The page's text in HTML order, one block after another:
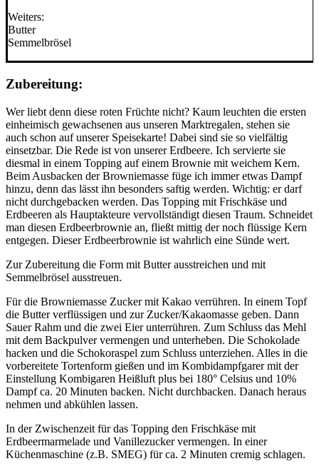
Weiters:
Butter
Semmelbrösel
Zubereitung:
Wer liebt denn diese roten Früchte nicht? Kaum leuchten die ersten
einheimisch gewachsenen aus unseren Marktregalen, stehen sie
auch schon auf unserer Speisekarte! Dabei sind sie so vielfältig
einsetzbar. Die Rede ist von unserer Erdbeere. Ich servierte sie
diesmal in einem Topping auf einem Brownie mit weichem Kern.
Beim Ausbacken der Browniemasse füge ich immer etwas Dampf
hinzu, denn das lässt ihn besonders saftig werden. Wichtig: er darf
nicht durchgebacken werden. Das Topping mit Frischkäse und
Erdbeeren als Hauptakteure vervollständigt diesen Traum. Schneidet
man diesen Erdbeerbrownie an, fließt mittig der noch flüssige Kern
entgegen. Dieser Erdbeerbrownie ist wahrlich eine Sünde wert.
Zur Zubereitung die Form mit Butter ausstreichen und mit
Semmelbrösel ausstreuen.
Für die Browniemasse Zucker mit Kakao verrühren. In einem Topf
die Butter verflüssigen und zur Zucker/Kakaomasse geben. Dann
Sauer Rahm und die zwei Eier unterrühren. Zum Schluss das Mehl
mit dem Backpulver vermengen und unterheben. Die Schokolade
hacken und die Schokoraspel zum Schluss unterziehen. Alles in die
vorbereitete Tortenform gießen und im Kombidampfgarer mit der
Einstellung Kombigaren Heißluft plus bei 180° Celsius und 10%
Dampf ca. 20 Minuten backen. Nicht durchbacken. Danach heraus
nehmen und abkühlen lassen.
In der Zwischenzeit für das Topping den Frischkäse mit
Erdbeermarmelade und Vanillezucker vermengen. In einer
Küchenmaschine (z.B. SMEG) für ca. 2 Minuten cremig schlagen.